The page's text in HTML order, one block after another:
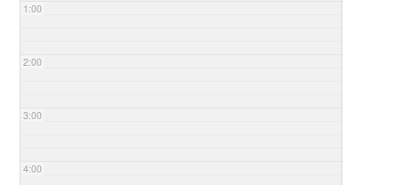
1:00
2:00
3:00
4:00